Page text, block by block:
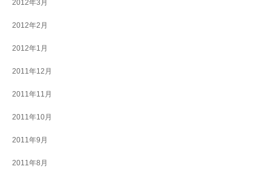
2012年3月
2012年2月
2012年1月
2011年12月
2011年11月
2011年10月
2011年9月
2011年8月